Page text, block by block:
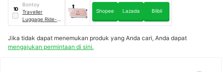
10
Bontoy
Traveller
Luggage Ride-
On
Shopee Lazada Blibli
Jika tidak dapat menemukan produk yang Anda cari, Anda dapat
mengajukan permintaan di sini.